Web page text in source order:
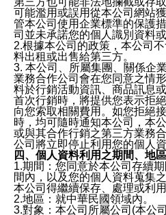
可能濫用或誤用從本公司網站
管本公司使用企業標準的保護
司並未承諾您的個人識別資料
2.根據本公司的政策，本公司
料出租或出售給第三方。
3. 本公司、所屬集團、關係企
業務合作公司會在您同意之情
料於行銷活動資訊、商品訊息
首次行銷時，將提供您表示拒
向您索取相關費用。如您拒絕
時，均可隨時通知本公司，本
或與其合作行銷之第三方業務
公司將立即停止利用您的個人資
四、個人資料利用之期間、地
1.期間：您同意於本公司存續
間內，以及您的個人資料蒐集
本公司得繼續保存、處理或利
2.地區：就中華民國領域內。
3.對象：本公司所屬公司(本公